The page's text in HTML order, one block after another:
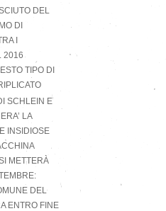
DEL
DI
I
2016
TIPO DI
SCHLEIN E
LA
INSIDIOSE
METTERÀ
DEL
ENTRO FINE